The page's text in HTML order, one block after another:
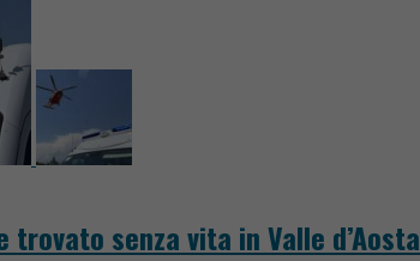
trovato senza vita in Valle d’Aosta